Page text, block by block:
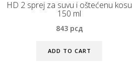
HD 2 sprej za suvu i oštećenu kosu
150 ml
843 рсд
ADD TO CART